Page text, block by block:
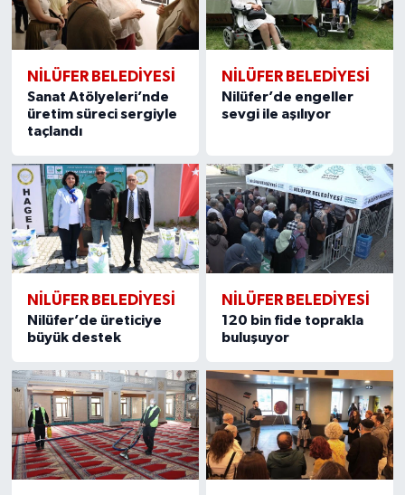
NİLÜFER BELEDİYESİ
Sanat Atölyeleri’nde
üretim süreci sergiyle
taçlandı
NİLÜFER BELEDİYESİ
Nilüfer’de engeller
sevgi ile aşılıyor
NİLÜFER BELEDİYESİ
Nilüfer’de üreticiye
büyük destek
NİLÜFER BELEDİYESİ
120 bin fide toprakla
buluşuyor